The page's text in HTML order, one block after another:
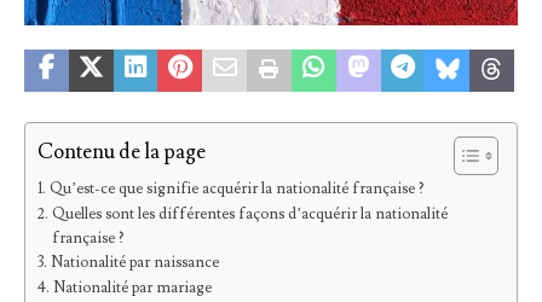
Contenu de la page
Qu’est-ce que signifie acquérir la nationalité française ?
Quelles sont les différentes façons d’acquérir la nationalité
française ?
Nationalité par naissance
Nationalité par mariage